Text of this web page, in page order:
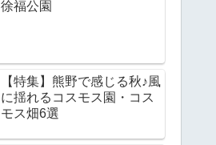
徐福公園
【特集】熊野で感じる秋♪風
に揺れるコスモス園・コス
モス畑6選